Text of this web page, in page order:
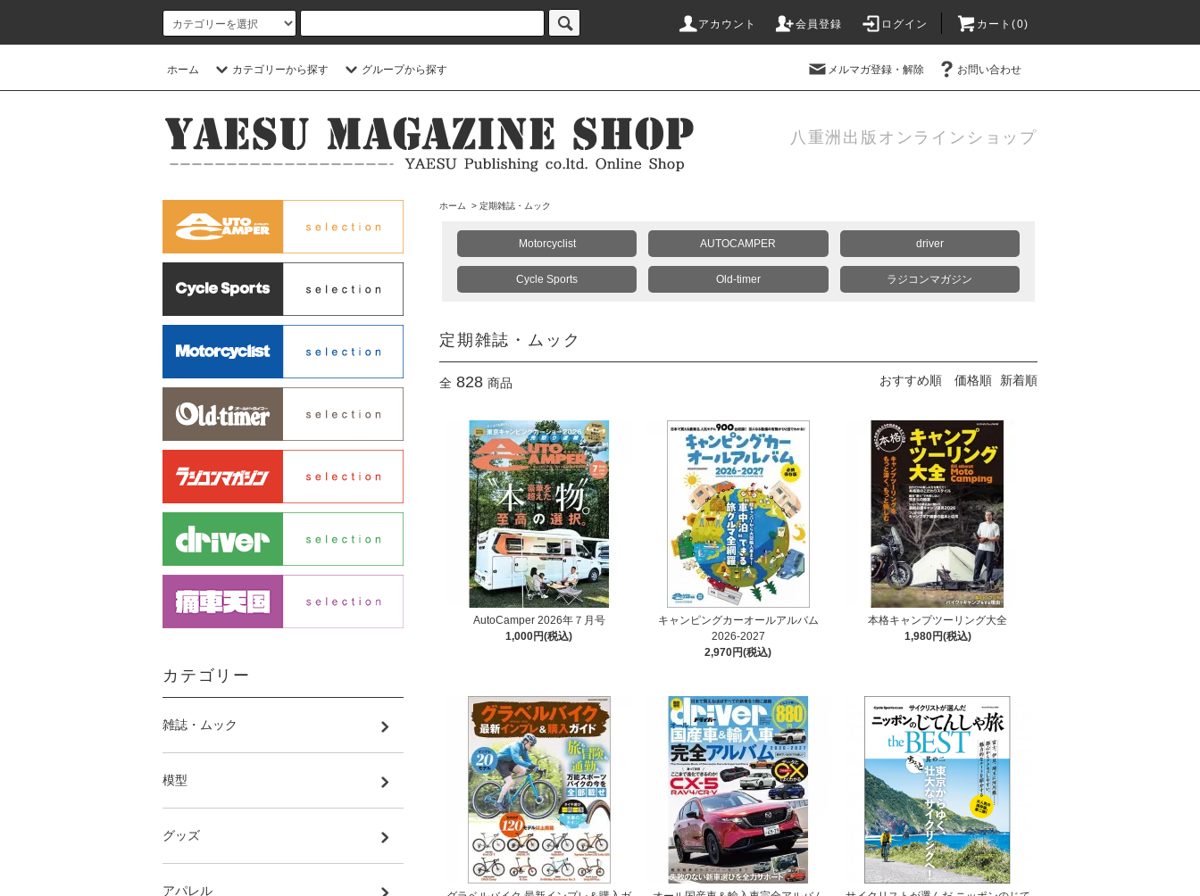
アカウント 会員登録 ログイン カート(0)
ホーム カテゴリーから探す グループから探す メルマガ登録・解除 お問い合わせ
八重洲出版オンラインショップ
ホーム > 定期雑誌・ムック
Motorcyclist AUTOCAMPER driver
Cycle Sports Old-timer ラジコンマガジン
定期雑誌・ムック
全 828 商品 おすすめ順 価格順 新着順
AutoCamper 2026年７月号
1,000円(税込)
キャンピングカーオールアルバム
2026-2027
2,970円(税込)
本格キャンプツーリング大全
1,980円(税込)
カテゴリー
雑誌・ムック
模型
グッズ
アパレル